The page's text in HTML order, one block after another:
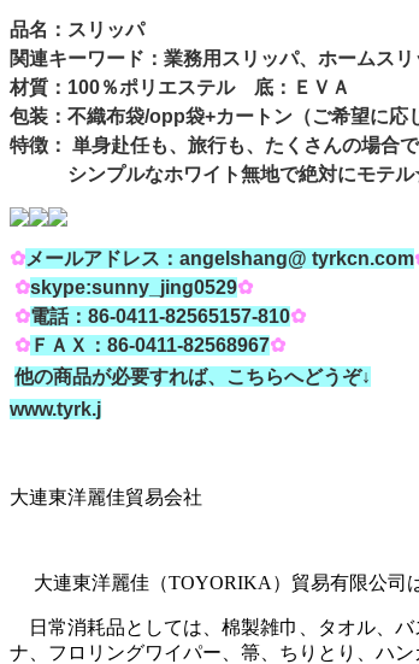
品名：スリッパ
関連キーワード：業務用スリッパ、ホームス
材質：100％ポリエステル 底：ＥＶＡ
包装：不織布袋/opp袋+カートン（ご希望に応
特徴： 単身赴任も、旅行も、たくさんの場合
シンプルなホワイト無地で絶対にモテ
✿メールアドレス：angelshang@ tyrkcn.com
✿skype:sunny_jing0529✿
✿電話：86-0411-82565157-810✿
✿ ＦＡＸ：86-0411-82568967✿
他の商品が必要すれば、こちらへどうぞ↓
www.tyrk.j
大連東洋麗佳貿易会社
大連東洋麗佳（TOYORIKA）貿易有限公司
日常消耗品としては、棉製雑巾、タオル、
ナ、フロリングワイパー、箒、ちりとり、ハ